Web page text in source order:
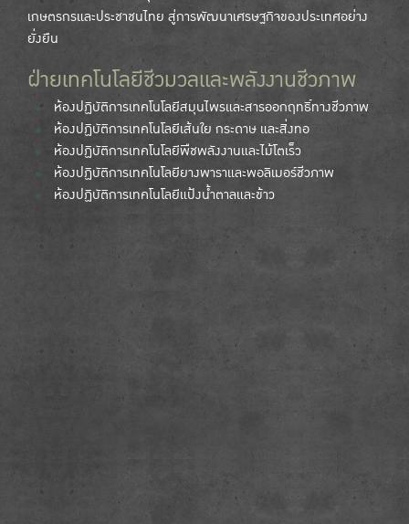
เกษตรกรและประชาชนไทย สู่การพัฒนาเศรษฐกิจของประเทศอย่าง
ยั่งยืน
ฝ่ายเทคโนโลยีชีวมวลและพลังงานชีวภาพ
ห้องปฏิบัติการเทคโนโลยีสมุนไพรและสารออกฤทธิ์ทางชีวภาพ
ห้องปฏิบัติการเทคโนโลยีเส้นใย กระดาษ และสิ่งทอ
ห้องปฏิบัติการเทคโนโลยีพืชพลังงานและไม้โตเร็ว
ห้องปฏิบัติการเทคโนโลยียางพาราและพอลิเมอร์ชีวภาพ
ห้องปฏิบัติการเทคโนโลยีแป้งน้ำตาลและข้าว